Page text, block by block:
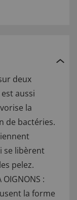
deux
aussi
la
de bactéries.
se libèrent
pelez.
:
la forme